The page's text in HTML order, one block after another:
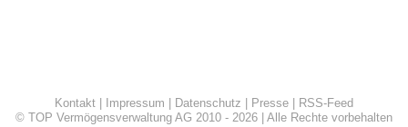
Kontakt Impressum Datenschutz Presse
RSS-Feed
© TOP Vermögensverwaltung AG 2010 - 2026 | Alle Rechte vorbehalten